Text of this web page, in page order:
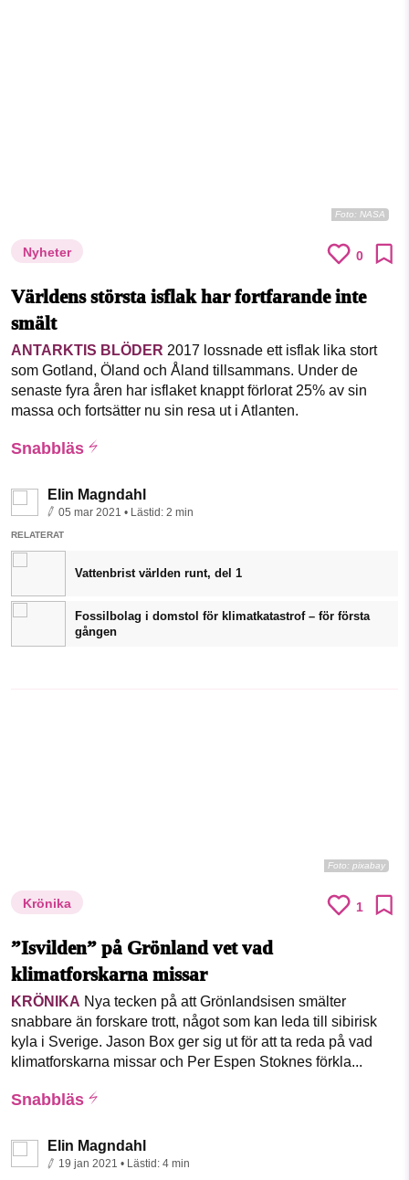
Foto: NASA
Nyheter 0
Världens största isflak har fortfarande inte
smält
ANTARKTIS BLÖDER 2017 lossnade ett isflak lika stort
som Gotland, Öland och Åland tillsammans. Under de
senaste fyra åren har isflaket knappt förlorat 25% av sin
massa och fortsätter nu sin resa ut i Atlanten.
Snabbläs
Elin Magndahl
05 mar 2021 • Lästid: 2 min
RELATERAT
Vattenbrist världen runt, del 1
Fossilbolag i domstol för klimatkatastrof – för första
gången
Foto: pixabay
Krönika 1
”Isvilden” på Grönland vet vad
klimatforskarna missar
KRÖNIKA Nya tecken på att Grönlandsisen smälter
snabbare än forskare trott, något som kan leda till sibirisk
kyla i Sverige. Jason Box ger sig ut för att ta reda på vad
klimatforskarna missar och Per Espen Stoknes förkla...
Snabbläs
Elin Magndahl
19 jan 2021 • Lästid: 4 min